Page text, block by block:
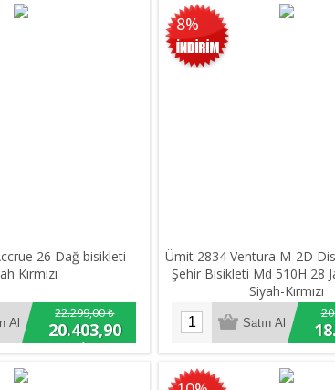
26 Dağ bisikleti
Kırmızı
22.299,00 ₺
20.403,90
₺
8%
Ümit 2834 Ventura M-2D
Şehir Bisikleti Md 510H 28
Siyah-Kırmızı